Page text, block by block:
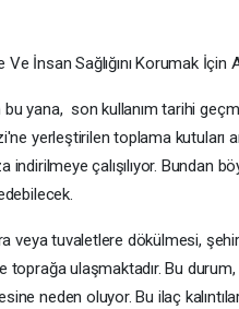
İnsan Sağlığını Korumak İçin
bu yana, son kullanım tarihi
yerleştirilen toplama kutuları
çalışılıyor. Bundan
veya tuvaletlere dökülmesi,
toprağa ulaşmaktadır. Bu
neden oluyor. Bu ilaç